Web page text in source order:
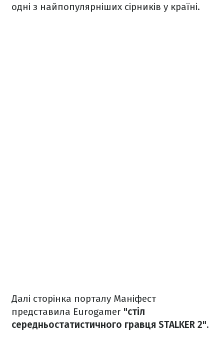
одні з найпопулярніших сірників у країні.
Далі сторінка порталу Маніфест
представила Eurogamer "стіл
середньостатистичного гравця STALKER 2".